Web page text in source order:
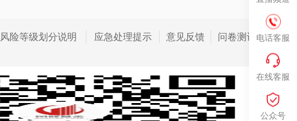
电话客服
在线客服
公众号
风险等级划分说明 应急处理提示 意见反馈 问卷测评